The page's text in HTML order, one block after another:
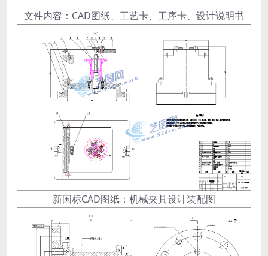
文件内容：CAD图纸、工艺卡、工序卡、设计说明书
新国标CAD图纸：机械夹具设计装配图